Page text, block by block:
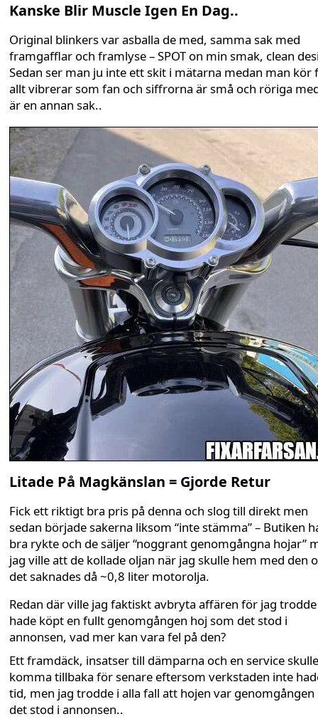
Kanske Blir Muscle Igen En Dag..
Original blinkers var asballa de med, samma sak med
framgafflar och framlyse – SPOT on min smak, clean
Sedan ser man ju inte ett skit i mätarna medan man kör
allt vibrerar som fan och siffrorna är små och röriga
är en annan sak..
Litade På Magkänslan = Gjorde Retur
Fick ett riktigt bra pris på denna och slog till direkt men
sedan började sakerna liksom “inte stämma” – Butiken
bra rykte och de säljer “noggrant genomgångna hojar”
jag ville att de kollade oljan när jag skulle hem med den
det saknades då ~0,8 liter motorolja.
Redan där ville jag faktiskt avbryta affären för jag
hade köpt en fullt genomgången hoj som det stod i
annonsen, vad mer kan vara fel på den?
Ett framdäck, insatser till dämparna och en service
komma tillbaka för senare eftersom verkstaden inte
tid, men jag trodde i alla fall att hojen var genomgången
det stod i annonsen..